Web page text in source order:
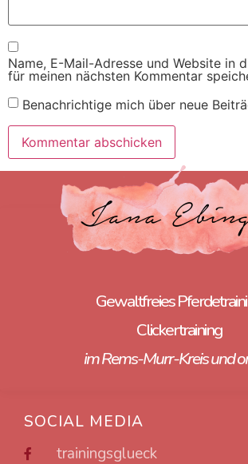
Name, E-Mail-Adresse und Website in
für meinen nächsten Kommentar
Benachrichtige mich über neue
SOCIAL MEDIA
trainingsglueck
Gewaltfreies
Clickertraining
im Rems-Murr-Kreis und